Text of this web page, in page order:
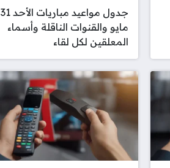
جدول مواعيد مباريات الأحد 31
مايو والقنوات الناقلة وأسماء
المعلقين لكل لقاء